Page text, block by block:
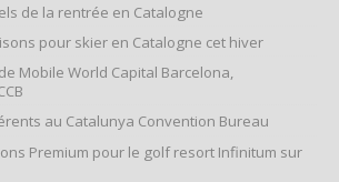
de la rentrée en Catalogne
pour skier en Catalogne cet hiver
Mobile World Capital Barcelona,
au Catalunya Convention Bureau
Premium pour le golf resort Infinitum sur